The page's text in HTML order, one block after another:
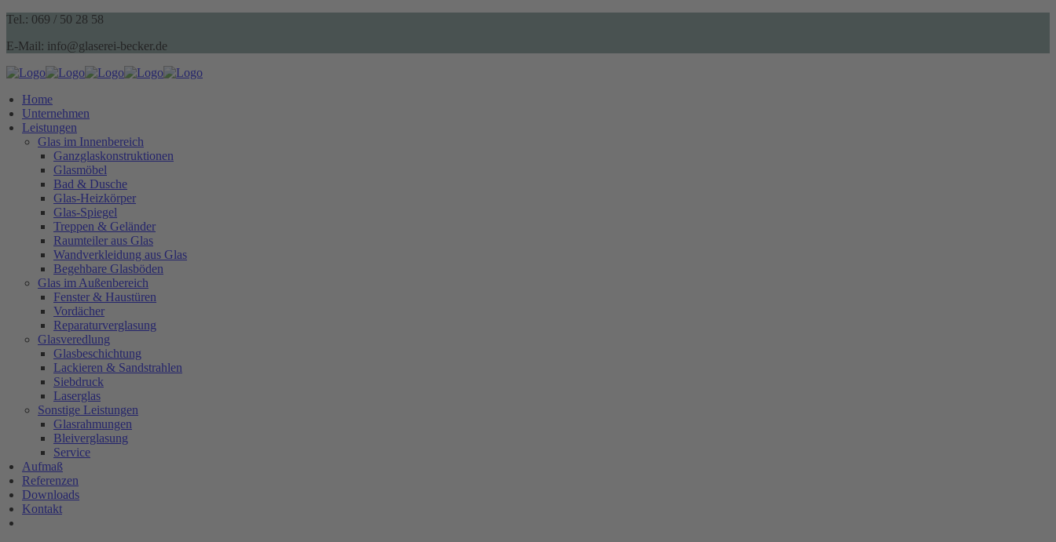
Tel.: 069 / 50 28 58
E-Mail: info@glaserei-becker.de
Home
Unternehmen
Leistungen
Glas im Innenbereich
Ganzglaskonstruktionen
Glasmöbel
Bad & Dusche
Glas-Heizkörper
Glas-Spiegel
Treppen & Geländer
Raumteiler aus Glas
Wandverkleidung aus Glas
Begehbare Glasböden
Glas im Außenbereich
Fenster & Haustüren
Vordächer
Reparaturverglasung
Glasveredlung
Glasbeschichtung
Lackieren & Sandstrahlen
Siebdruck
Laserglas
Sonstige Leistungen
Glasrahmungen
Bleiverglasung
Service
Aufmaß
Referenzen
Downloads
Kontakt